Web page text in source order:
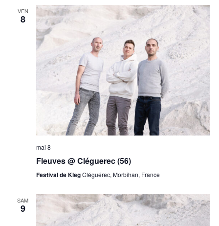
VEN
8
mai 8
Fleuves @ Cléguerec (56)
Festival de KlegCléguérec, Morbihan, France
SAM
9